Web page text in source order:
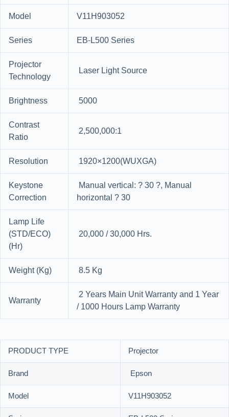
Model
V11H903052
Series
EB-L500 Series
Projector
Technology
Laser Light Source
Brightness
5000
Contrast
Ratio
2,500,000:1
Resolution
1920×1200(WUXGA)
Keystone
Correction
Manual vertical: ? 30 ?, Manual
horizontal ? 30
Lamp Life
(STD/ECO)
(Hr)
20,000 / 30,000 Hrs.
Weight (Kg) 8.5 Kg
Warranty
2 Years Main Unit Warranty and 1 Year
/ 1000 Hours Lamp Warranty
PRODUCT TYPE
Projector
Brand
Epson
Model
V11H903052